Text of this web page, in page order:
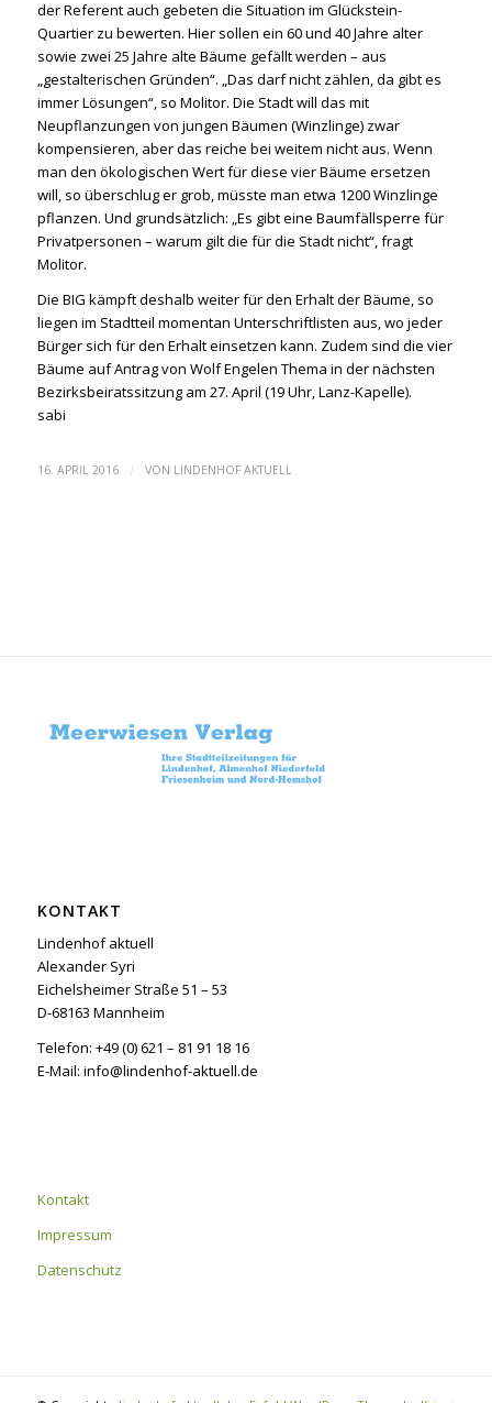
der Referent auch gebeten die Situation im Glückstein-
Quartier zu bewerten. Hier sollen ein 60 und 40 Jahre alter
sowie zwei 25 Jahre alte Bäume gefällt werden – aus
„gestalterischen Gründen“. „Das darf nicht zählen, da gibt es
immer Lösungen“, so Molitor. Die Stadt will das mit
Neupflanzungen von jungen Bäumen (Winzlinge) zwar
kompensieren, aber das reiche bei weitem nicht aus. Wenn
man den ökologischen Wert für diese vier Bäume ersetzen
will, so überschlug er grob, müsste man etwa 1200 Winzlinge
pflanzen. Und grundsätzlich: „Es gibt eine Baumfällsperre für
Privatpersonen – warum gilt die für die Stadt nicht“, fragt
Molitor.
Die BIG kämpft deshalb weiter für den Erhalt der Bäume, so
liegen im Stadtteil momentan Unterschriftlisten aus, wo jeder
Bürger sich für den Erhalt einsetzen kann. Zudem sind die vier
Bäume auf Antrag von Wolf Engelen Thema in der nächsten
Bezirksbeiratssitzung am 27. April (19 Uhr, Lanz-Kapelle).
sabi
16. APRIL 2016 / VON LINDENHOF AKTUELL
KONTAKT
Lindenhof aktuell
Alexander Syri
Eichelsheimer Straße 51 – 53
D-68163 Mannheim
Telefon: +49 (0) 621 – 81 91 18 16
E-Mail: info@lindenhof-aktuell.de
Kontakt
Impressum
Datenschutz